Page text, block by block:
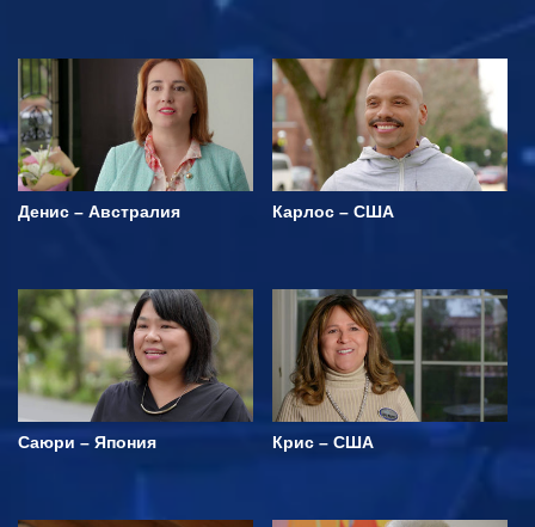
Денис – Австралия Карлос – США
Саюри – Япония Крис – США